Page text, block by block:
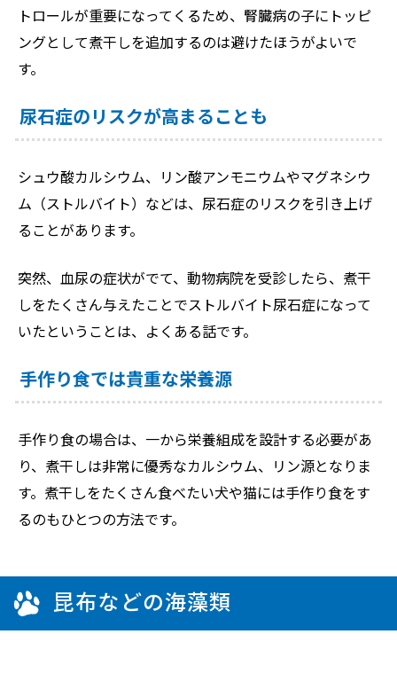
トロールが重要になってくるため、腎臓病の子にトッピ
ングとして煮干しを追加するのは避けたほうがよいで
す。
尿石症のリスクが高まることも
シュウ酸カルシウム、リン酸アンモニウムやマグネシウ
ム（ストルバイト）などは、尿石症のリスクを引き上げ
ることがあります。
突然、血尿の症状がでて、動物病院を受診したら、煮干
しをたくさん与えたことでストルバイト尿石症になって
いたということは、よくある話です。
手作り食では貴重な栄養源
手作り食の場合は、一から栄養組成を設計する必要があ
り、煮干しは非常に優秀なカルシウム、リン源となりま
す。煮干しをたくさん食べたい犬や猫には手作り食をす
るのもひとつの方法です。
昆布などの海藻類